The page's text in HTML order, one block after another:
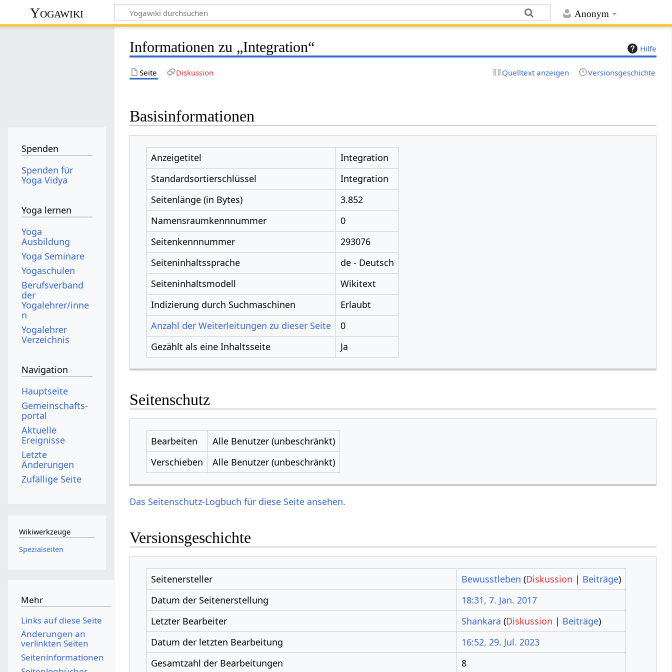
Anonym
Yogawiki
Hilfe
Informationen zu „Integration“
Seite Diskussion Quelltext anzeigen Versionsgeschichte
Basisinformationen
Anzeigetitel
Integration
Standardsortierschlüssel
Integration
Seitenlänge (in Bytes)
3.852
Namensraumkennnummer
0
Seitenkennnummer
293076
Seiteninhaltssprache
de - Deutsch
Seiteninhaltsmodell
Wikitext
Indizierung durch Suchmaschinen
Erlaubt
Anzahl der Weiterleitungen zu dieser Seite
0
Gezählt als eine Inhaltsseite
Ja
Seitenschutz
Bearbeiten
Alle Benutzer (unbeschränkt)
Verschieben
Alle Benutzer (unbeschränkt)
Das Seitenschutz-Logbuch für diese Seite ansehen.
Versionsgeschichte
Seitenersteller Bewusstleben (Diskussion | Beiträge)
Datum der Seitenerstellung
18:31, 7. Jan. 2017
Letzter Bearbeiter
Shankara (Diskussion | Beiträge)
Datum der letzten Bearbeitung
16:52, 29. Jul. 2023
Gesamtzahl der Bearbeitungen
8
Spenden
Spenden für
Yoga Vidya
Yoga lernen
Yoga
Ausbildung
Yoga Seminare
Yogaschulen
Berufsverband
der
Yogalehrer/inne
n
Yogalehrer
Verzeichnis
Navigation
Hauptseite
Gemeinschafts­
portal
Aktuelle
Ereignisse
Letzte
Änderungen
Zufällige Seite
Wikiwerkzeuge
Spezialseiten
Mehr
Links auf diese Seite
Änderungen an
verlinkten Seiten
Seiten­­informationen